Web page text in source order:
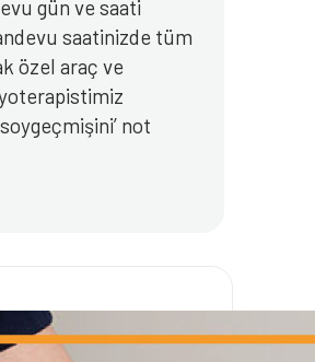
gün ve saati
saatinizde tüm
özel araç ve
not